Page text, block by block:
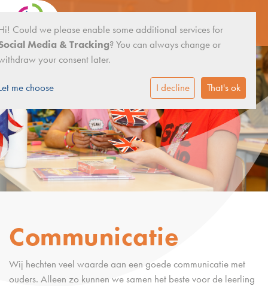
Communicatie
Wij hechten veel waarde aan een goede communicatie met
ouders. Alleen zo kunnen we samen het beste voor de leerling
Could we please enable some additional services for
Media & Tracking? You can always change or
your consent later.
me choose I decline That's ok